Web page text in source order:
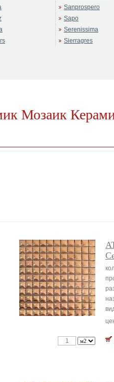
Sanprospero
Sapo
Serenissima
Sierragres
Мозаик